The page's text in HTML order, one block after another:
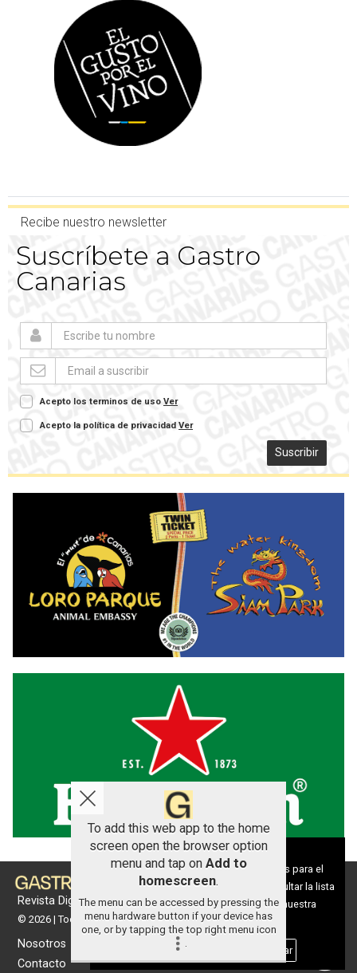
Recibe nuestro newsletter
Suscríbete a Gastro
Canarias
Acepto los terminos de uso Ver
Acepto la política de privacidad Ver
Suscribir
Revista Digital de gastronomía
© 2026 | Todos los derechos reservados
Nosotros
Contacto
To add this web app to the home
screen open the browser option
menu and tap on Add to
homescreen.
The menu can be accessed by pressing the
menu hardware button if your device has
one, or by tapping the top right menu icon
.
Aviso sobre el Uso de cookies:
Utilizamos cookies nuestras y de terceros para el
funcionamiento del digital. Puedes consultar la lista
de cookies y como desconectarlas. Ver nuestra
Política de Privacidad y Cookies
Aceptar Cookies Personalizar